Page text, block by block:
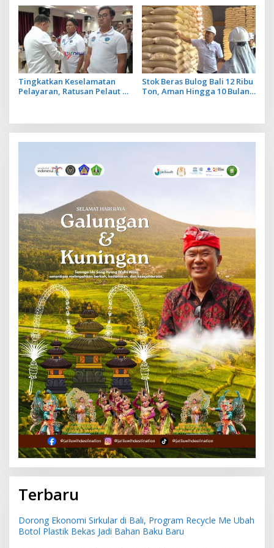
Lancar
Tingkatkan Keselamatan
Pelayaran, Ratusan Pelaut di
Stok Beras Bulog Bali 12 Ribu
Ton, Aman Hingga 10 Bulan
Terbaru
Dorong Ekonomi Sirkular di Bali, Program Recycle Me Ubah
Botol Plastik Bekas Jadi Bahan Baku Baru